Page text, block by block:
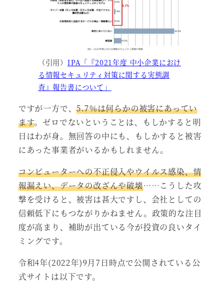
（引用） IPA「『2021年度 中小企業におけ
る情報セキュリティ対策に関する実態調
査』報告書について」
ですが一方で、5.7％は何らかの被害にあってい
ます。ゼロでないということは、もしかすると明
日はわが身。無回答の中にも、もしかすると被害
にあった事業者がいるかもしれません。
コンピューターへの不正侵入やウイルス感染、情
報漏えい、データの改ざんや破壊……こうした攻
撃を受けると、被害は甚大ですし、会社としての
信頼低下にもつながりかねません。政策的な注目
度が高まり、補助が出ている今が投資の良いタイ
ミングです。
令和4年(2022年)9月7日時点で公開されている公
式サイトは以下です。